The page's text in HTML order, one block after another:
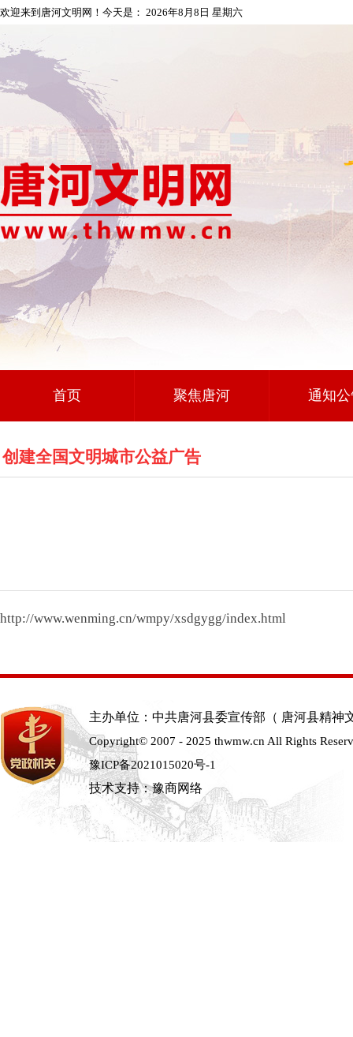
欢迎来到唐河文明网！今天是： 2026年8月8日 星期六
首页 聚焦唐河 通知
创建全国文明城市公益广告
http://www.wenming.cn/wmpy/xsdgygg/index.html
主办单位：中共唐河县委宣传部（ 唐河县精神
Copyright© 2007 - 2025 thwmw.cn All Rights
豫ICP备2021015020号-1
技术支持：豫商网络